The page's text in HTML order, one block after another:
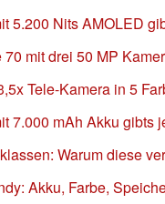
5.200 Nits AMOLED
mit drei 50 MP
Tele-Kamera in 5
7.000 mAh Akku gibts
Warum diese
Akku, Farbe,